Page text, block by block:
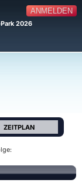
ANMELDEN
2026
ZEITPLAN